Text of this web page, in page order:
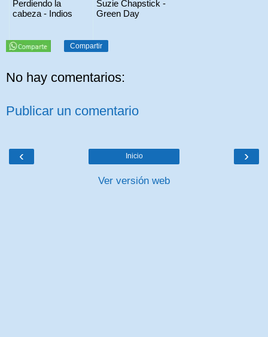
Perdiendo la
cabeza - Indios
Suzie Chapstick -
Green Day
Compartir
No hay comentarios:
Publicar un comentario
‹ ›
Inicio
Ver versión web